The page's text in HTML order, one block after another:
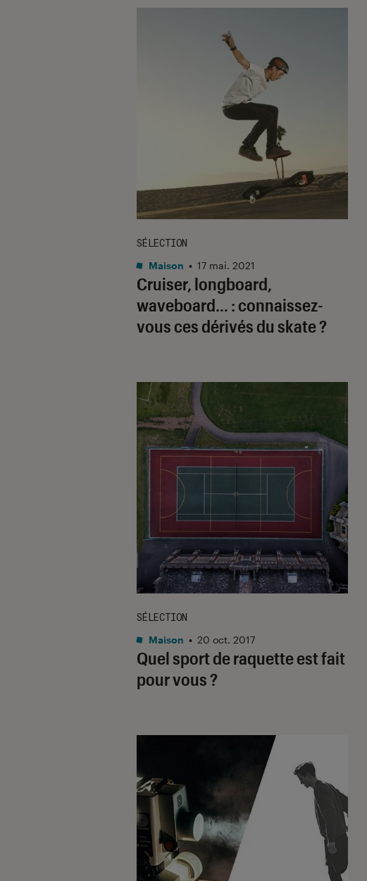
Cruiser, longboard,
waveboard… : connaissez-
vous ces dérivés du skate ?
SÉLECTION
Maison • 17 mai. 2021
Quel sport de raquette est fait
pour vous ?
SÉLECTION
Maison • 20 oct. 2017